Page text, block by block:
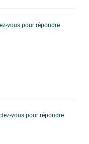
vous pour répondre
vous pour répondre